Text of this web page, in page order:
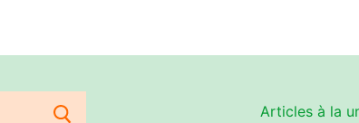
Articles à la